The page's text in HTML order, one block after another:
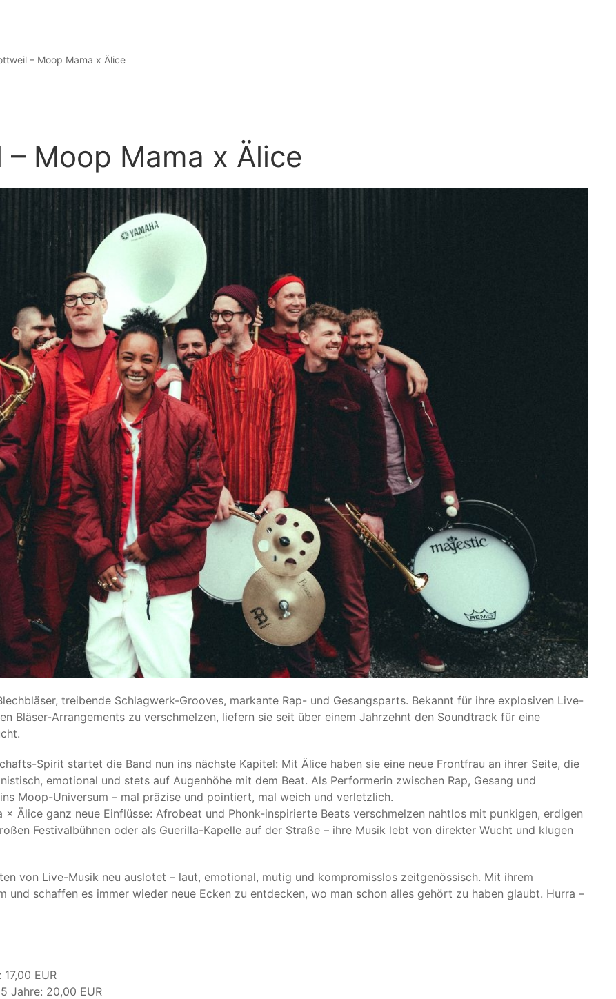
– Moop Mama x Älice
Moop Mama x Älice
treibende Schlagwerk-Grooves, markante Rap- und Gesangsparts. Bekannt für ihre explosiven Live-
Bläser-Arrangements zu verschmelzen, liefern sie seit über einem Jahrzehnt den Soundtrack für eine
Spirit startet die Band nun ins nächste Kapitel: Mit Älice haben sie eine neue Frontfrau an ihrer Seite, die
emotional und stets auf Augenhöhe mit dem Beat. Als Performerin zwischen Rap, Gesang und
Moop-Universum – mal präzise und pointiert, mal weich und verletzlich.
Älice ganz neue Einflüsse: Afrobeat und Phonk-inspirierte Beats verschmelzen nahtlos mit punkigen, erdigen
Festivalbühnen oder als Guerilla-Kapelle auf der Straße – ihre Musik lebt von direkter Wucht und klugen
von Live-Musik neu auslotet – laut, emotional, mutig und kompromisslos zeitgenössisch. Mit ihrem
und schaffen es immer wieder neue Ecken zu entdecken, wo man schon alles gehört zu haben glaubt. Hurra –
EUR
Jahre: 20,00 EUR